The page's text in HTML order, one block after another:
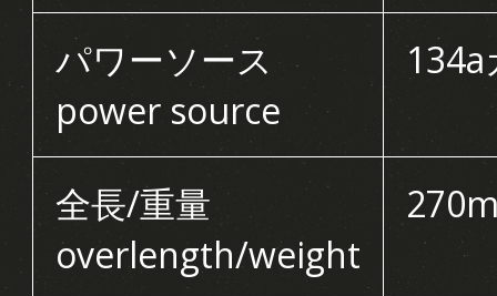
パワーソース
power source
全長/重量
overlength/weight